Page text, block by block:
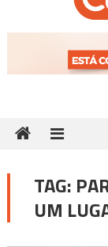
TAG:
UM